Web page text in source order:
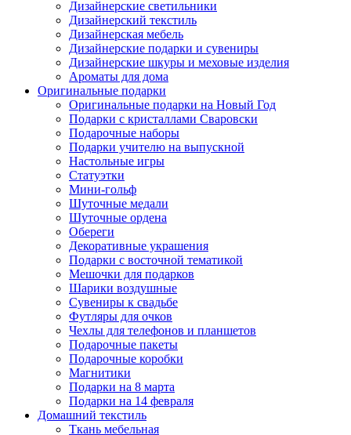
Дизайнерские светильники
Дизайнерский текстиль
Дизайнерская мебель
Дизайнерские подарки и сувениры
Дизайнерские шкуры и меховые изделия
Ароматы для дома
Оригинальные подарки
Оригинальные подарки на Новый Год
Подарки с кристаллами Сваровски
Подарочные наборы
Подарки учителю на выпускной
Настольные игры
Статуэтки
Мини-гольф
Шуточные медали
Шуточные ордена
Обереги
Декоративные украшения
Подарки с восточной тематикой
Мешочки для подарков
Шарики воздушные
Сувениры к свадьбе
Футляры для очков
Чехлы для телефонов и планшетов
Подарочные пакеты
Подарочные коробки
Магнитики
Подарки на 8 марта
Подарки на 14 февраля
Домашний текстиль
Ткань мебельная